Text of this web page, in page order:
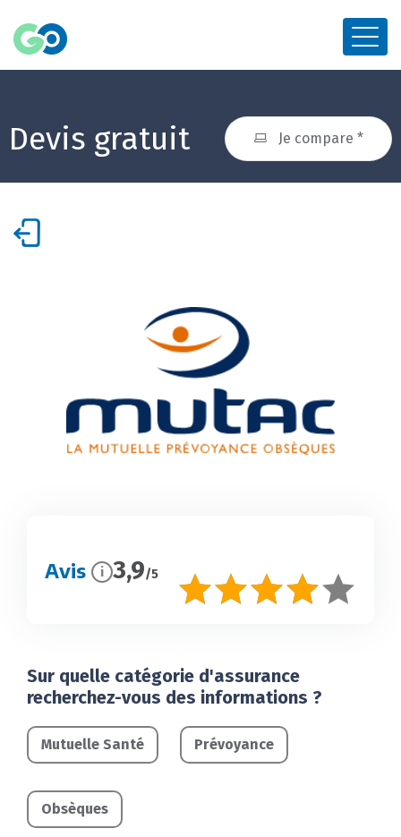
Devis gratuit Je compare *
Avis i 3,9/5
Sur quelle catégorie d'assurance
recherchez-vous des informations ?
Mutuelle Santé Prévoyance
Obsèques